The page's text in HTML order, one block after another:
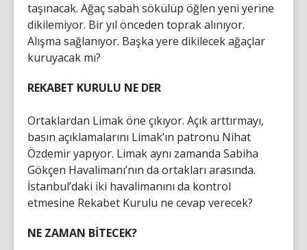
taşınacak. Ağaç sabah sökülüp öğlen yeni yerine
dikilemiyor. Bir yıl önceden toprak alınıyor.
Alışma sağlanıyor. Başka yere dikilecek ağaçlar
kuruyacak mı?
REKABET KURULU NE DER
Ortaklardan Limak öne çıkıyor. Açık arttırmayı,
basın açıklamalarını Limak’ın patronu Nihat
Özdemir yapıyor. Limak aynı zamanda Sabiha
Gökçen Havalimanı’nın da ortakları arasında.
İstanbul’daki iki havalimanını da kontrol
etmesine Rekabet Kurulu ne cevap verecek?
NE ZAMAN BİTECEK?